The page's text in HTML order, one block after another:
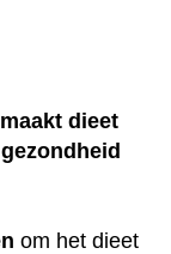
dieet
gezondheid
om het dieet